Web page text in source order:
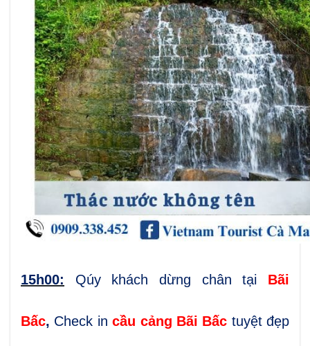
15h00: Qúy khách dừng chân tại Bãi
Bấc, Check incầu cảng Bãi Bấc tuyệt đẹp